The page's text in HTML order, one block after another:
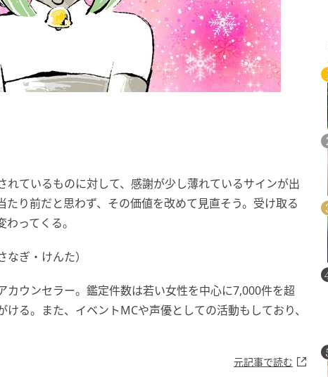
ているものに対して、感謝が少し薄れているサインが出
り前だと思わず、その価値を改めて見直そう。受け取る
ってくる。
ぎ・けんた）
ウンセラー。鑑定件数は若い女性を中心に7,000件を超
る。また、イベントMCや声優としての活動もしており、
元記事で読む